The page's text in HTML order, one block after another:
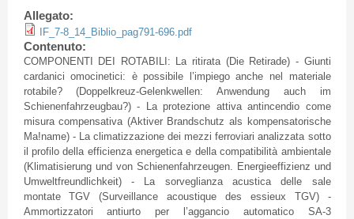
Allegato:
IF_7-8_14_Biblio_pag791-696.pdf
Contenuto:
COMPONENTI DEI ROTABILI : La ritirata(Die Retirade) - Giunti
cardanici omocinetici: è possibile l’impiego anche nel
materiale
rotabile? (Doppelkreuz-Gelenkwellen: Anwendung auch
im
Schienenfahrzeugbau?) - La protezione attiva antincendio come
misura compensativa(Aktiver Brandschutz als kompensatorische
Ma!name) - La climatizzazione dei mezzi ferroviari analizzatasotto
il profilo della efficienza energeticae della compatibilità ambientale
(Klimatisierungund von Schienenfahrzeugen. Energieeffizienz und
Umweltfreundlichkeit) - La sorveglianza acustica delle sale
montate
TGV (Surveillanceacoustique des essieux TGV) -
Ammortizzatori
antiurto per l’aggancio automaticoSA-3